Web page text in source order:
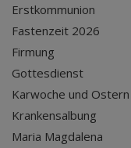
Erstkommunion
Fastenzeit 2026
Firmung
Gottesdienst
Karwoche und Ostern
Krankensalbung
Maria Magdalena